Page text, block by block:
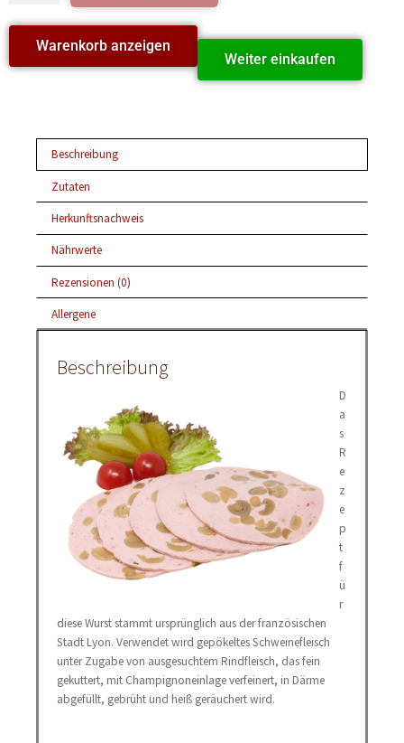
Warenkorb anzeigen
Weiter einkaufen
Beschreibung
Zutaten
Herkunftsnachweis
Nährwerte
Rezensionen (0)
Allergene
Beschreibung
D
a
s
R
e
z
e
p
t
f
ü
r
diese Wurst stammt ursprünglich aus der französischen
Stadt Lyon. Verwendet wird gepökeltes Schweinefleisch
unter Zugabe von ausgesuchtem Rindfleisch, das fein
gekuttert, mit Champignoneinlage verfeinert, in Därme
abgefüllt, gebrüht und heiß geräuchert wird.